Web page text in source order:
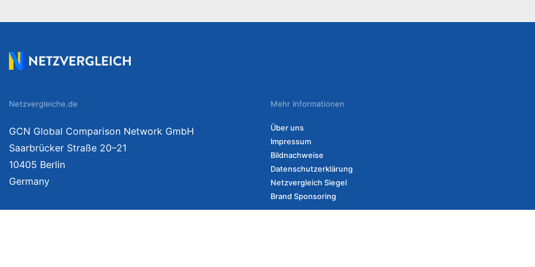
Netzvergleiche.de
GCN Global Comparison Network GmbH
Saarbrücker Straße 20–21
10405 Berlin
Germany
Mehr Informationen
Über uns
Impressum
Bildnachweise
Datenschutzerklärung
Netzvergleich Siegel
Brand Sponsoring